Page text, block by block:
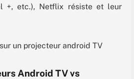
+, etc.), Netflix résiste et leur
Android TV vs